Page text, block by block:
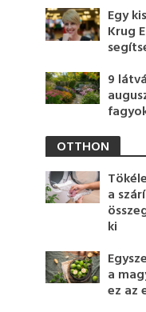
Egy
Krug
9
OTTHON
a
ki
a
ez az